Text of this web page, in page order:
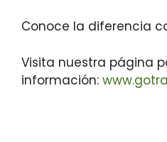
Conoce la diferencia
Visita nuestra página
información: